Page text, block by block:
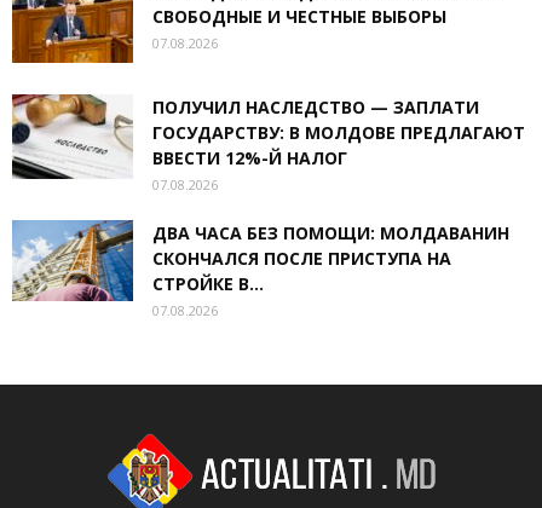
СВОБОДНЫЕ И ЧЕСТНЫЕ ВЫБОРЫ
07.08.2026
ПОЛУЧИЛ НАСЛЕДСТВО — ЗАПЛАТИ
ГОСУДАРСТВУ: В МОЛДОВЕ ПРЕДЛАГАЮТ
ВВЕСТИ 12%-Й НАЛОГ
07.08.2026
ДВА ЧАСА БЕЗ ПОМОЩИ: МОЛДАВАНИН
СКОНЧАЛСЯ ПОСЛЕ ПРИСТУПА НА
СТРОЙКЕ В...
07.08.2026